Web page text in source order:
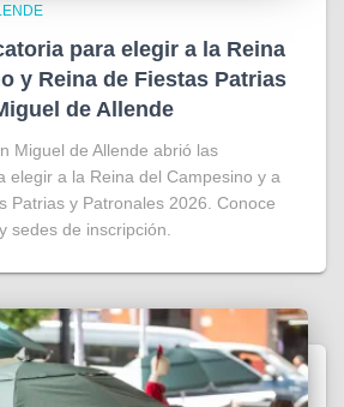
para elegir a la Reina
y Reina de Fiestas Patrias
de Allende
Miguel de Allende abrió las
elegir a la Reina del Campesino y a
Patrias y Patronales 2026. Conoce
sedes de inscripción.